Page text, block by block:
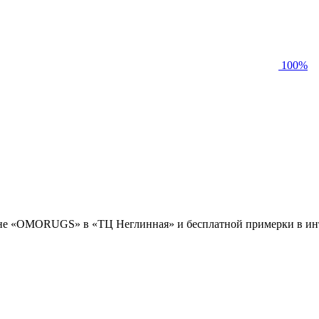
100%
«OMORUGS» в «ТЦ Неглинная» и бесплатной примерки в